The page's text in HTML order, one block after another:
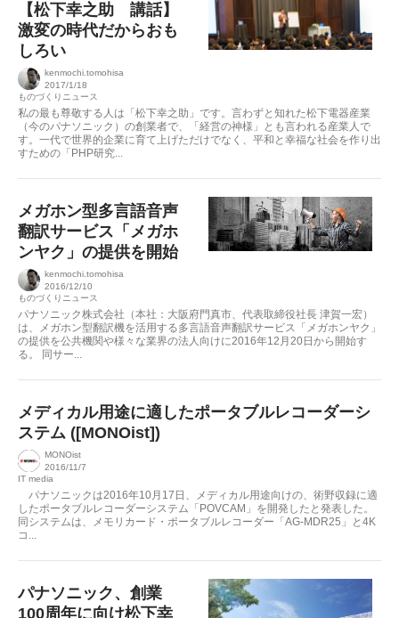
【松下幸之助 講話】
激変の時代だからおも
しろい
kenmochi.tomohisa
2017/1/18
ものづくりニュース
私の最も尊敬する人は「松下幸之助」です。言わずと知れた松下電器産業
（今のパナソニック）の創業者で、「経営の神様」とも言われる産業人で
す。一代で世界的企業に育て上げただけでなく、平和と幸福な社会を作り出
すための「PHP研究...
メガホン型多言語音声
翻訳サービス「メガホ
ンヤク」の提供を開始
kenmochi.tomohisa
2016/12/10
ものづくりニュース
パナソニック株式会社（本社：大阪府門真市、代表取締役社長 津賀一宏）
は、メガホン型翻訳機を活用する多言語音声翻訳サービス「メガホンヤク」
の提供を公共機関や様々な業界の法人向けに2016年12月20日から開始す
る。 同サー...
メディカル用途に適したポータブルレコーダーシ
ステム ([MONOist])
MONOist
2016/11/7
IT media
パナソニックは2016年10月17日、メディカル用途向けの、術野収録に適
したポータブルレコーダーシステム「POVCAM」を開発したと発表した。
同システムは、メモリカード・ポータブルレコーダー「AG-MDR25」と4K
コ...
パナソニック、創業
100周年に向け松下幸